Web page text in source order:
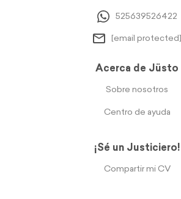
525639526422
[email protected]
Acerca de Jüsto
Sobre nosotros
Centro de ayuda
¡Sé un Justiciero!
Compartir mi CV